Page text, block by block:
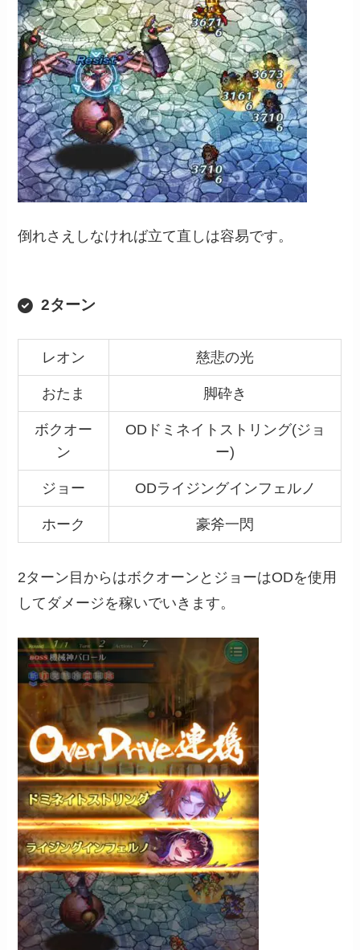
倒れさえしなければ立て直しは容易です。
2ターン
レオン 慈悲の光
おたま 脚砕き
ボクオー
ン
ODドミネイトストリング(ジョ
ー)
ジョー ODライジングインフェルノ
ホーク 豪斧一閃
2ターン目からはボクオーンとジョーはODを使用
してダメージを稼いでいきます。